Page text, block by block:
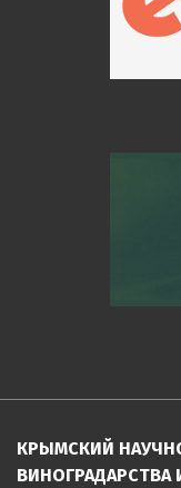
КРЫМСКИЙ
ВИНОГРАДАРСТВА